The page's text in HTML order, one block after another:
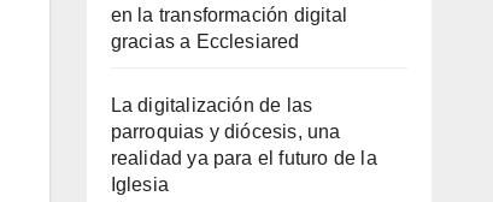
en la transformación digital
gracias a Ecclesiared
La digitalización de las
parroquias y diócesis, una
realidad ya para el futuro de la
Iglesia